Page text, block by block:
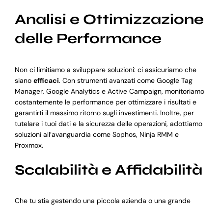
Analisi e Ottimizzazione
delle Performance
Non ci limitiamo a sviluppare soluzioni: ci assicuriamo che
siano efficaci. Con strumenti avanzati come Google Tag
Manager, Google Analytics e Active Campaign, monitoriamo
costantemente le performance per ottimizzare i risultati e
garantirti il massimo ritorno sugli investimenti. Inoltre, per
tutelare i tuoi dati e la sicurezza delle operazioni, adottiamo
soluzioni all’avanguardia come Sophos, Ninja RMM e
Proxmox.
Scalabilità e Affidabilità
Che tu stia gestendo una piccola azienda o una grande